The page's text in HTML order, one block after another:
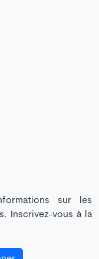
sur les
Inscrivez-vous à la